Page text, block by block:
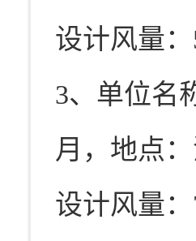
设计风量：
3、单位名
月，地点
设计风量：